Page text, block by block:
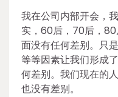
我在公司内部开会，
实，60后，70后，
面没有任何差别。只
等等因素让我们形成
何差别。我们现在的
也没有差别。